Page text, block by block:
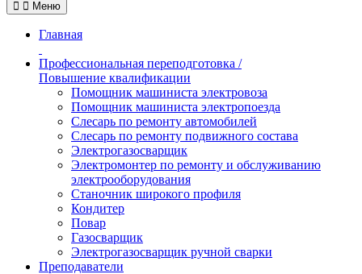
Меню
Главная
Профессиональная переподготовка /
Повышение квалификации
Помощник машиниста электровоза
Помощник машиниста электропоезда
Слесарь по ремонту автомобилей
Слесарь по ремонту подвижного состава
Электрогазосварщик
Электромонтер по ремонту и обслуживанию
электрооборудования
Станочник широкого профиля
Кондитер
Повар
Газосварщик
Электрогазосварщик ручной сварки
Преподаватели